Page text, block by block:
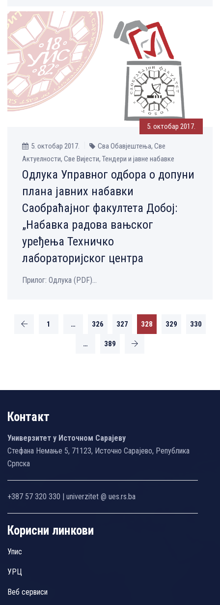
5. октобар 2017.
5. октобар 2017.
Сва Обавјештења, Све
Aктуелности, Све Вијести, Тендери и јавне набавке
Одлука Управног одбора о допуни
плана јавних набавки
Саобраћајног факултета Добој:
„Набавка радова вањског
уређења Техничко
лабораторијског центра
Прилог: Одлука (PDF)...
1 … 326 327 328 329 330
… 389
Контакт
Универзитет у Источном Сарајеву
Стефана Немање 5, 71123, Источно Сарајево, Република
Српска
+387 57 320 330 | univerzitet @ ues.rs.ba
Корисни линкови
Упис
УРЦ
Веб сервиси